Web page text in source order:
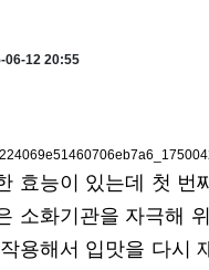
06-12 20:55
효능이 있는데 첫 번
소화기관을 자극해
용해서 입맛을 다시